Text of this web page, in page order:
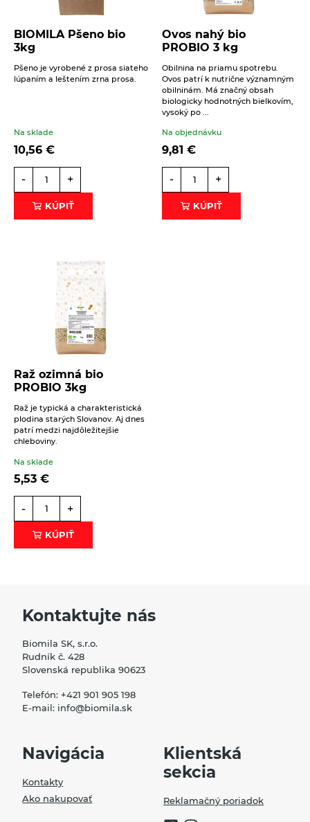
BIOMILA Pšeno bio
3kg
Pšeno je vyrobené z prosa siateho
lúpaním a leštením zrna prosa.
Na sklade
10,56 €
- +
KÚPIŤ
Ovos nahý bio
PROBIO 3 kg
Obilnina na priamu spotrebu.
Ovos patrí k nutrične významným
obilninám. Má značný obsah
biologicky hodnotných bielkovím,
vysoký po ...
Na objednávku
9,81 €
- +
KÚPIŤ
Raž ozimná bio
PROBIO 3kg
Raž je typická a charakteristická
plodina starých Slovanov. Aj dnes
patrí medzi najdôležitejšie
chleboviny.
Na sklade
5,53 €
- +
KÚPIŤ
Kontaktujte nás
Biomila SK, s.r.o.
Rudník č. 428
Slovenská republika 90623
Telefón: +421 901 905 198
E-mail: info@biomila.sk
Navigácia
Kontakty
Ako nakupovať
Klientská
sekcia
Reklamačný poriadok